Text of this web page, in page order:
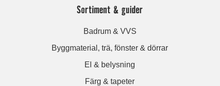
Sortiment & guider
Badrum & VVS
Byggmaterial, trä, fönster & dörrar
El & belysning
Färg & tapeter